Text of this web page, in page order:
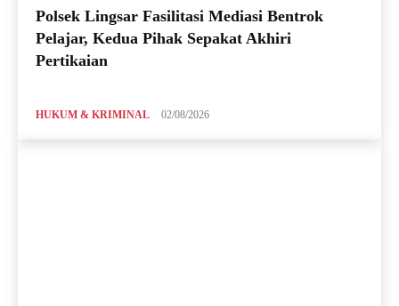
Polsek Lingsar Fasilitasi Mediasi Bentrok
Pelajar, Kedua Pihak Sepakat Akhiri
Pertikaian
HUKUM & KRIMINAL 02/08/2026